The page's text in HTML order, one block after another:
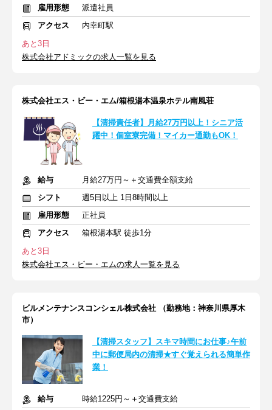
雇用形態
派遣社員
アクセス
内幸町駅
あと3日
株式会社アドミックの求人一覧を見る
株式会社エス・ビー・エム/箱根湯本温泉ホテル南風荘
【清掃責任者】月給27万円以上！シニア活
躍中！個室寮完備！マイカー通勤もOK！
給与
月給27万円～＋交通費全額支給
シフト
週5日以上 1日8時間以上
雇用形態
正社員
アクセス
箱根湯本駅 徒歩1分
あと3日
株式会社エス・ビー・エムの求人一覧を見る
ビルメンテナンスコンシェル株式会社 （勤務地：神奈川県厚木
市）
【清掃スタッフ】スキマ時間にお仕事♪午前
中に郵便局内の清掃★すぐ覚えられる簡単作
業！
給与
時給1225円～＋交通費支給